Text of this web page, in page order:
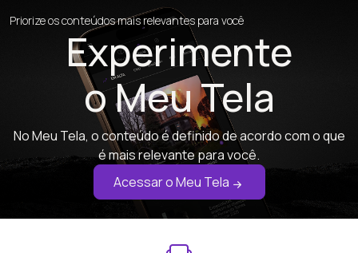
Priorize os conteúdos mais relevantes para você
Experimente
o Meu Tela
No Meu Tela, o conteúdo é definido de acordo com o que
é mais relevante para você.
Acessar o Meu Tela